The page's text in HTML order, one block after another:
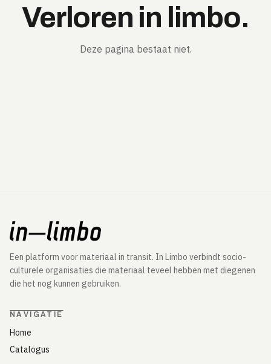
Verloren in limbo.
Deze pagina bestaat niet.
Een platform voor materiaal in transit. In Limbo verbindt socio-
culturele organisaties die materiaal teveel hebben met diegenen
die het nog kunnen gebruiken.
NAVIGATIE
Home
Catalogus